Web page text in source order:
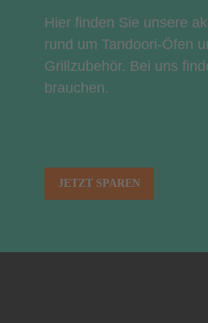
Hier finden Sie unsere
rund um Tandoori-Öfen
Grillzubehör. Bei uns
brauchen.
JETZT SPAREN